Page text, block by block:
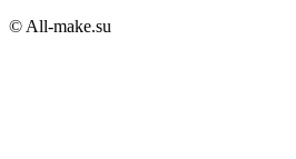
© All-make.su